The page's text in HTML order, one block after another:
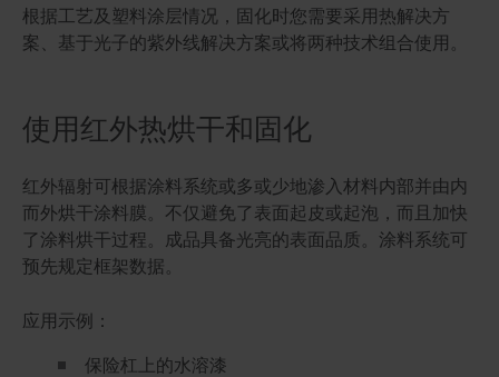
根据工艺及塑料涂层情况，固化时您需要采用热解决方
案、基于光子的紫外线解决方案或将两种技术组合使用。
使用红外热烘干和固化
红外辐射可根据涂料系统或多或少地渗入材料内部并由内
而外烘干涂料膜。不仅避免了表面起皮或起泡，而且加快
了涂料烘干过程。成品具备光亮的表面品质。涂料系统可
预先规定框架数据。
应用示例：
保险杠上的水溶漆